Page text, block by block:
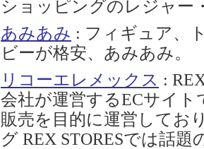
ショッピングのレジャー
あみあみ : フィギュア、
ビーが格安、あみあみ。
リコーエレメックス :
会社が運営するECサイ
販売を目的に運営してお
グ REX STORESでは話